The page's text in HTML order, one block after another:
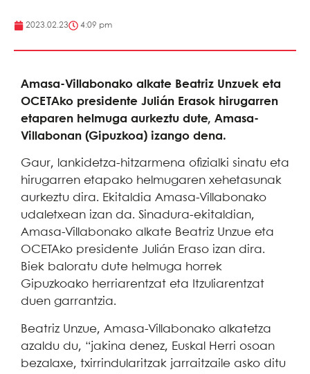
2023.02.23 4:09 pm
Amasa-Villabonako alkate Beatriz Unzuek eta
OCETAko presidente Julián Erasok hirugarren
etaparen helmuga aurkeztu dute, Amasa-
Villabonan (Gipuzkoa) izango dena.
Gaur, lankidetza-hitzarmena ofizialki sinatu eta
hirugarren etapako helmugaren xehetasunak
aurkeztu dira. Ekitaldia Amasa-Villabonako
udaletxean izan da. Sinadura-ekitaldian,
Amasa-Villabonako alkate Beatriz Unzue eta
OCETAko presidente Julián Eraso izan dira.
Biek baloratu dute helmuga horrek
Gipuzkoako herriarentzat eta Itzuliarentzat
duen garrantzia.
Beatriz Unzue, Amasa-Villabonako alkatetza
azaldu du, “jakina denez, Euskal Herri osoan
bezalaxe, txirrindularitzak jarraitzaile asko ditu